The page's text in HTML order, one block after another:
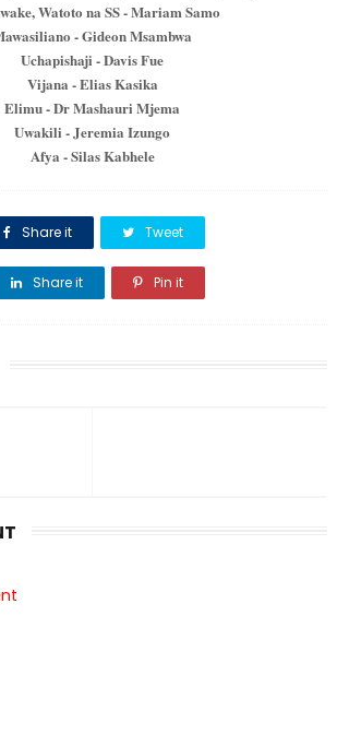
Watoto na SS - Mariam Samo
- Gideon Msambwa
Uchapishaji - Davis Fue
Vijana - Elias Kasika
Elimu - Dr Mashauri Mjema
Uwakili - Jeremia Izungo
Afya - Silas Kabhele
Share it Tweet
Share it Pin it